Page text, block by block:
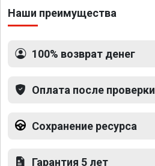
Наши преимущества
100% возврат денег
Оплата после проверки
Сохранение ресурса
Гарантия 5 лет